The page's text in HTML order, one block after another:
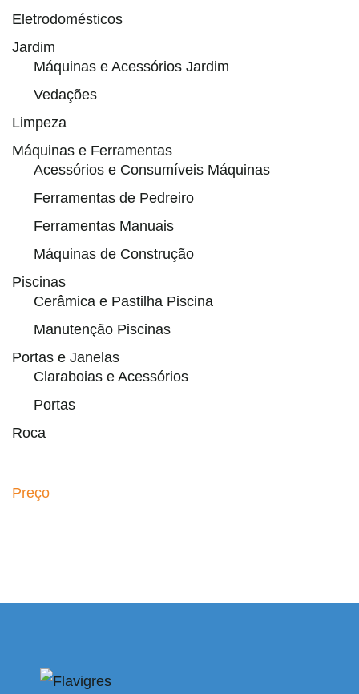
Eletrodomésticos
Jardim
Máquinas e Acessórios Jardim
Vedações
Limpeza
Máquinas e Ferramentas
Acessórios e Consumíveis Máquinas
Ferramentas de Pedreiro
Ferramentas Manuais
Máquinas de Construção
Piscinas
Cerâmica e Pastilha Piscina
Manutenção Piscinas
Portas e Janelas
Claraboias e Acessórios
Portas
Roca
Preço